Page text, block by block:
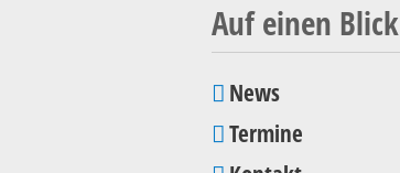
Auf einen Blick
Navigation
News
Termine